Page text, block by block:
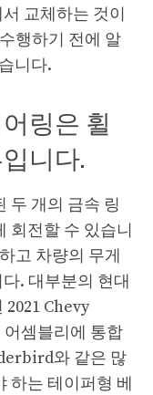
교체하는 것이
행하기 전에 알
니다.
링은 휠
니다.
두 개의 금속 링
회전할 수 있습니
고 차량의 무게
. 대부분의 현대
Chevy
셈블리에 통합
와 같은 많
하는 테이퍼형 베